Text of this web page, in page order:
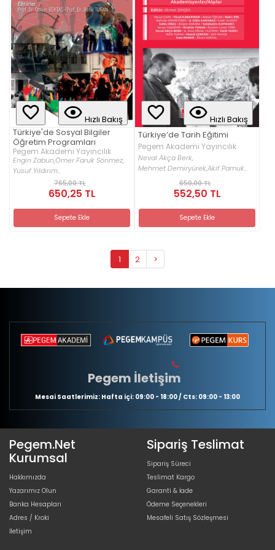
Hızlı Bakış
Türkiye'de Sosyal Bilgiler
Öğretim Programları
Pegem Akademi Yayıncılık
Engin Zabun,Ömer Faruk Sönmez,
Yusuf Yıldırım...
765,00 TL
650,25 TL
Sepete Ekle
Hızlı Bakış
Türkiye’de Tarih Eğitimi
Pegem Akademi Yayıncılık
Neval Akça Berk,
Mehmet Demiryürek,Akif Pamuk...
650,00 TL
552,50 TL
Sepete Ekle
1 2 >
Pegem İletişim
Mesai Saatlerimiz: Hafta içi: 09:00 - 18:00 / Cts: 09:00 - 13:00
Pegem.Net
Kurumsal
Hakkımızda
Yazarımız Olun
Banka Hesapları
Adres / Kroki
İletişim
Sipariş Teslimat
Sipariş Süreci
Teslimat Kargo
Garanti & İade
Ödeme Seçenekleri
Mesafeli Satış Sözleşmesi